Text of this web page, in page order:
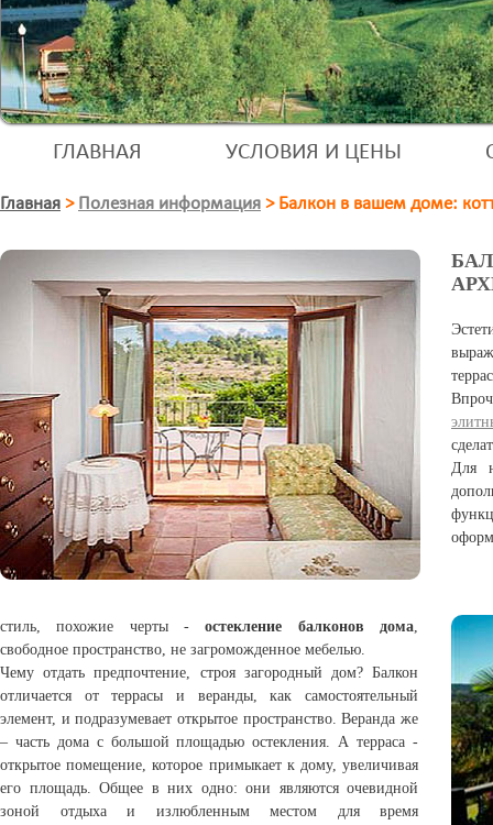
ГЛАВНАЯ УСЛОВИЯ И ЦЕНЫ
Главная > Полезная информация > Балкон в вашем доме:
Для
стиль, похожие черты -остекление балконов дома,
свободное пространство, не загроможденное мебелью.
Чему отдать предпочтение, строя загородный дом? Балкон
отличается от террасы и веранды, как самостоятельный
элемент, и подразумевает открытое пространство. Веранда же
– часть дома с большой площадью остекления. А терраса -
открытое помещение, которое примыкает к дому, увеличивая
его площадь. Общее в них одно: они являются очевидной
зоной отдыха и излюбленным местом для время